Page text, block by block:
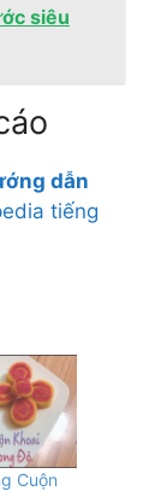
siêu
dẫn
tiếng
Cuộn